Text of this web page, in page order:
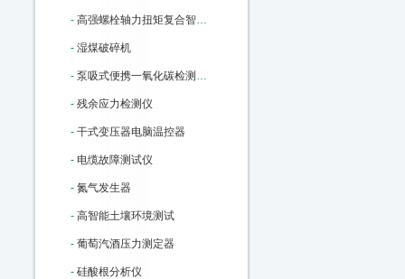
- 高强螺栓轴力扭矩复合智能检测仪
- 湿煤破碎机
- 泵吸式便携一氧化碳检测报警仪
- 残余应力检测仪
- 干式变压器电脑温控器
- 电缆故障测试仪
- 氮气发生器
- 高智能土壤环境测试
- 葡萄汽酒压力测定器
- 硅酸根分析仪